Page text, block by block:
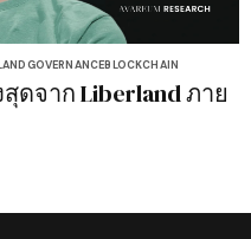
GOVERNANCEBLOCKCHAIN
ดจาก Liberland ภาย